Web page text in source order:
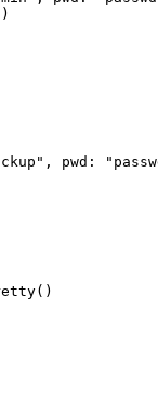
pwd: